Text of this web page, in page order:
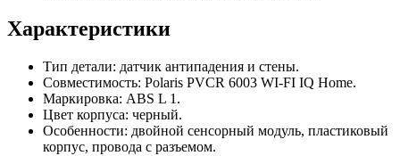
Характеристики
Тип детали: датчик антипадения и стены.
Совместимость: Polaris PVCR 6003 WI-FI IQ Home.
Маркировка: ABS L 1.
Цвет корпуса: черный.
Особенности: двойной сенсорный модуль, пластиковый
корпус, провода с разъемом.